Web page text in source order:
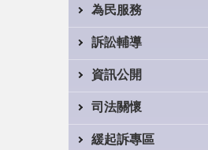
為民服務
訴訟輔導
資訊公開
司法關懷
緩起訴專區